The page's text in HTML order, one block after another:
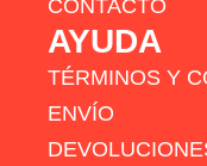
CONTACTO
AYUDA
TÉRMINOS Y
ENVÍO